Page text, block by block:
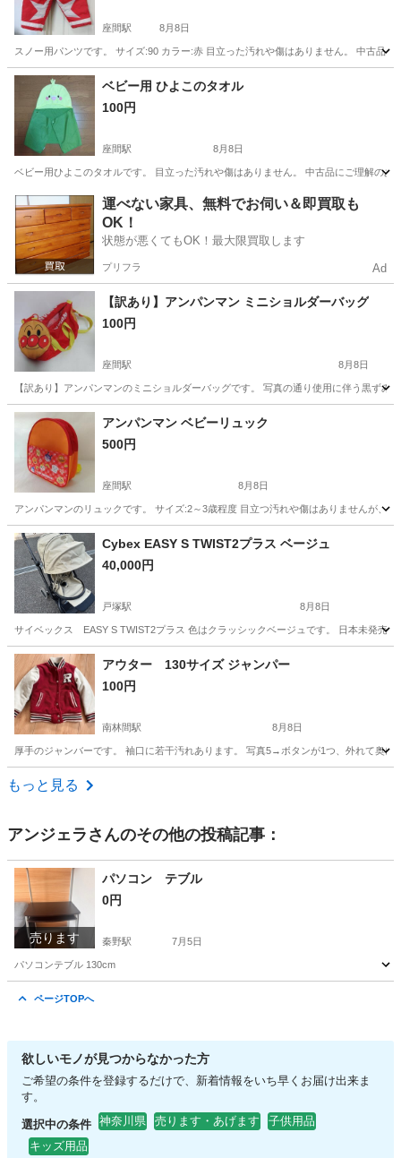
座間駅 8月8日
スノー用パンツです。 サイズ:90 カラー:赤 目立った汚れや傷はありません。 中古品に
神奈川 座間市 座間駅 キッズ用品
ベビー用 ひよこのタオル
100円
座間駅 8月8日
ベビー用ひよこのタオルです。 目立った汚れや傷はありません。 中古品にご理解のあ
神奈川 座間市 座間駅 キッズ用品 ひよこ
運べない家具、無料でお伺い＆即買取も
OK！
状態が悪くてもOK！最大限買取します
プリフラ Ad
【訳あり】アンパンマン ミニショルダーバッグ
100円
座間駅 8月8日
【訳あり】アンパンマンのミニショルダーバッグです。 写真の通り使用に伴う黒ず
神奈川 座間市 座間駅 キッズ用品 アンパンマン
アンパンマン ベビーリュック
500円
座間駅 8月8日
アンパンマンのリュックです。 サイズ:2～3歳程度 目立つ汚れや傷はありませんが、
神奈川 座間市 リュック
Cybex EASY S TWIST2プラス ベージュ
40,000円
戸塚駅 8月8日
サイベックス EASY S TWIST2プラス 色はクラッシックベージュです。 日本未発売
神奈川 横浜市 戸塚駅 ベビー用品
アウター 130サイズ ジャンパー
100円
南林間駅 8月8日
厚手のジャンバーです。 袖口に若干汚れあります。 写真5→ボタンが1つ、外れて奥
神奈川 大和市
もっと見る
アンジェラ さんのその他の投稿記事：
売ります
パソコン テブル
0円
秦野駅 7月5日
パソコンテブル 130cm
ページTOPへ
欲しいモノが見つからなかった方
ご希望の条件を登録するだけで、新着情報をいち早くお届け出来ま
す。
選択中の条件 神奈川県 売ります・あげます
子供用品
キッズ用品